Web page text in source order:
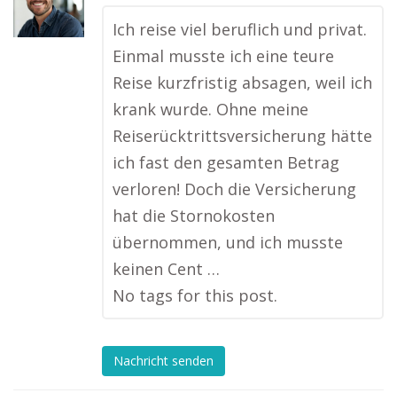
Ich reise viel beruflich und privat.
Einmal musste ich eine teure
Reise kurzfristig absagen, weil ich
krank wurde. Ohne meine
Reiserücktrittsversicherung hätte
ich fast den gesamten Betrag
verloren! Doch die Versicherung
hat die Stornokosten
übernommen, und ich musste
keinen Cent …
No tags for this post.
Nachricht senden